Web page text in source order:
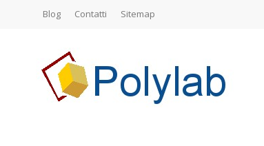
Blog Contatti Sitemap